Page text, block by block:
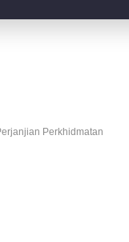
2026-02-24
Perkhidmatan